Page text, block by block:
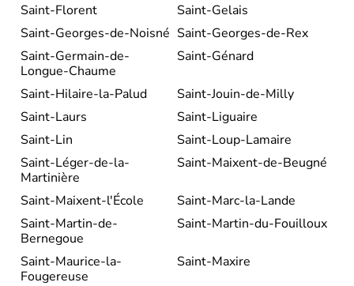
Saint-Florent
Saint-Gelais
Saint-Georges-de-Noisné Saint-Georges-de-Rex
Saint-Germain-de-
Longue-Chaume
Saint-Génard
Saint-Hilaire-la-Palud
Saint-Jouin-de-Milly
Saint-Laurs
Saint-Liguaire
Saint-Lin
Saint-Loup-Lamaire
Saint-Léger-de-la-
Martinière
Saint-Maixent-de-Beugné
Saint-Maixent-l'École
Saint-Marc-la-Lande
Saint-Martin-de-
Bernegoue
Saint-Martin-du-Fouilloux
Saint-Maurice-la-
Fougereuse
Saint-Maxire